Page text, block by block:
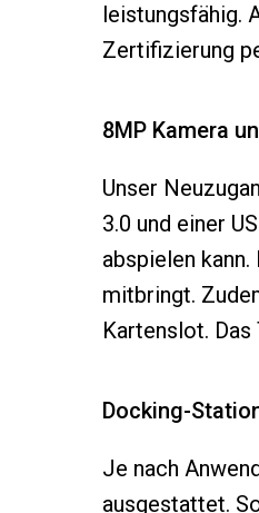
leistungsfähig.
Zertifizierung
8MP Kamera
Unser
3.0 und einer
abspielen
mitbringt.
Kartenslot.
Docking-
Je nach
ausgestattet.